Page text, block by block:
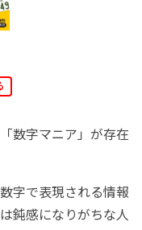
数字マニア」が存在
字で表現される情報
鈍感になりがちな人